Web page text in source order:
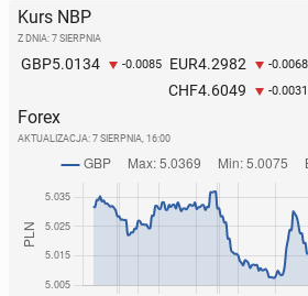
Kurs NBP
Z DNIA: 7 SIERPNIA
GBP5.0134 -0.0085 EUR4.2982 -0.0068
CHF4.6049 -0.0031
Forex
AKTUALIZACJA: 7 SIERPNIA, 16:00